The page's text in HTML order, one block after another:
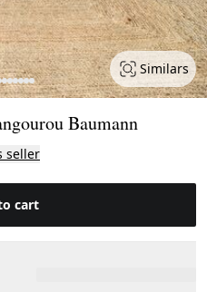
Similars
Baumann
seller
cart